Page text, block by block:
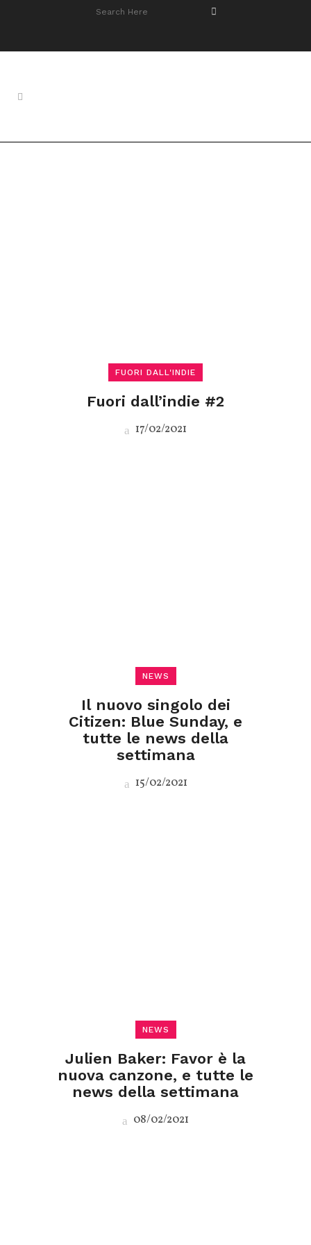
FUORI DALL'INDIE
Fuori dall’indie #2
17/02/2021
NEWS
Il nuovo singolo dei
Citizen: Blue Sunday, e
tutte le news della
settimana
15/02/2021
NEWS
Julien Baker: Favor è la
nuova canzone, e tutte le
news della settimana
08/02/2021